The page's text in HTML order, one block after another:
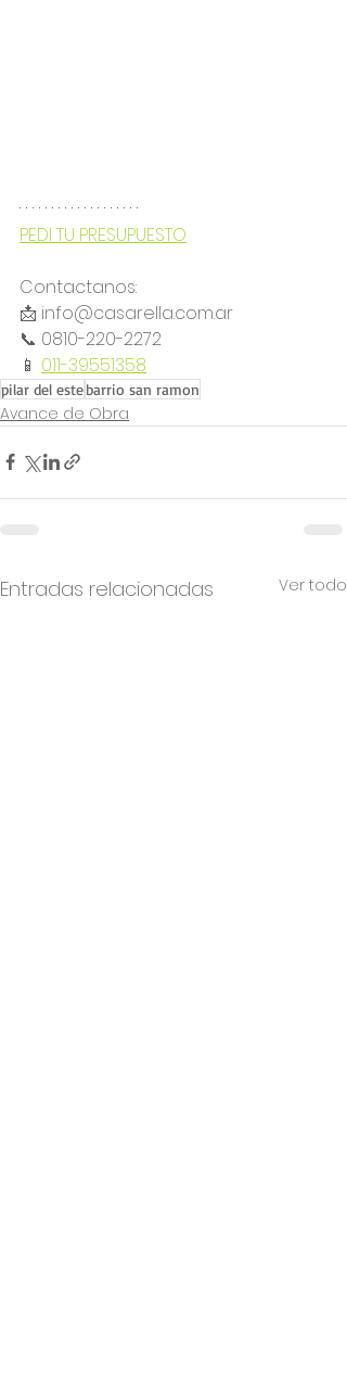
PEDI TU PRESUPUESTO
Contactanos:
📩 info@casarella.com.ar
📞 0810-220-2272
📱 011-39551358
pilar del estebarrio san ramon
Avance de Obra
Entradas relacionadas Ver todo